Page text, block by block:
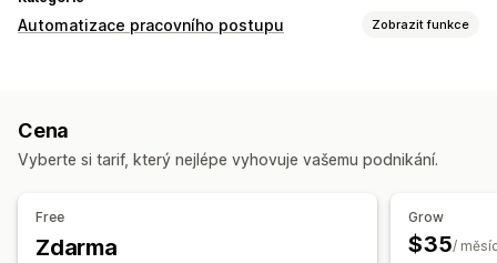
Automatizace pracovního postupu Zobrazit funkce
Štítky objednávek
Doplňování skladových zásob Zpracování objednávek
Cena
Vyberte si tarif, který nejlépe vyhovuje vašemu podnikání.
Free
Zdarma
Grow
$35/